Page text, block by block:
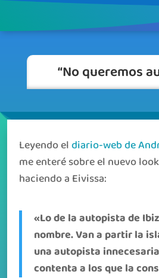
“No queremos
Leyendo eldiario-web de
me enteré sobre el nuevo
haciendo a Eivissa:
«Lo de la autopista de
nombre. Van a partir la
una autopista
contenta a los que la